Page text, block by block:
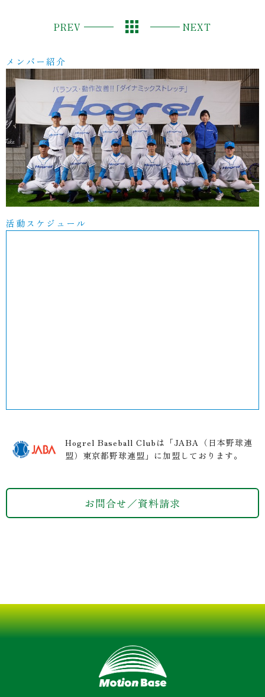
PREV NEXT
メンバー紹介
活動スケジュール
Hogrel Baseball Clubは「JABA（日本野球連
盟）東京都野球連盟」に加盟しております。
お問合せ／資料請求